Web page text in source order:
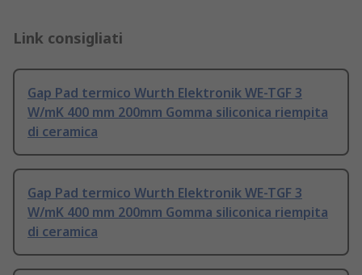
Link consigliati
Gap Pad termico Wurth Elektronik WE-TGF 3
W/mK 400 mm 200mm Gomma siliconica riempita
di ceramica
Gap Pad termico Wurth Elektronik WE-TGF 3
W/mK 400 mm 200mm Gomma siliconica riempita
di ceramica